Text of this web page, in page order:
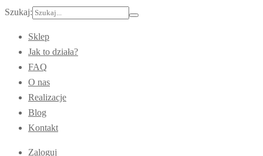
Szukaj:
Sklep
Jak to działa?
FAQ
O nas
Realizacje
Blog
Kontakt
Zaloguj